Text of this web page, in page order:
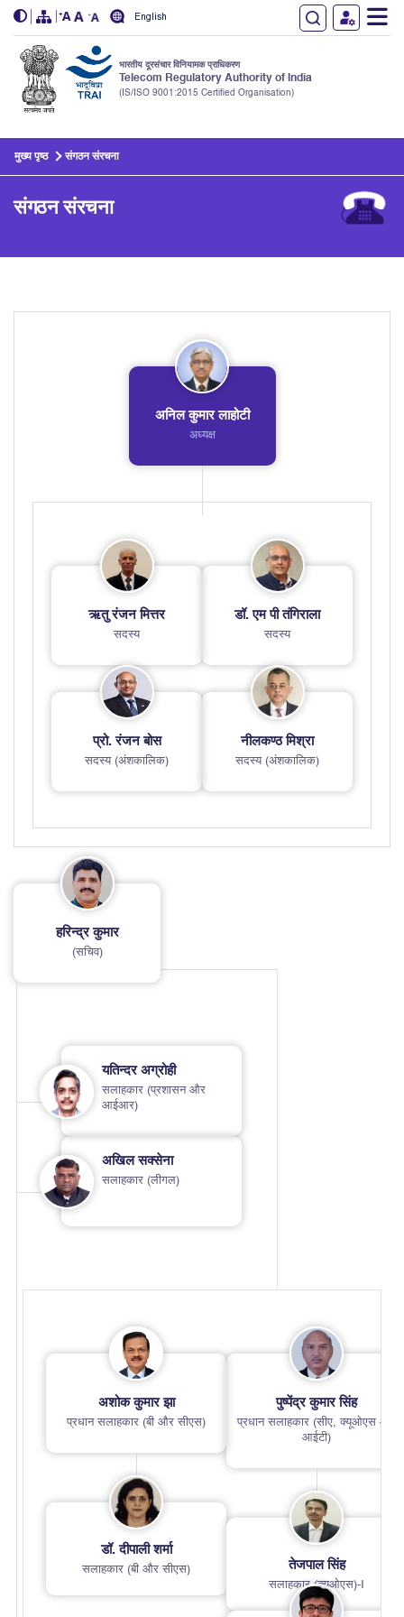
English
भारतीय दूरसंचार विनियामक प्राधिकरण
Telecom Regulatory Authority of India
(IS/ISO 9001:2015 Certified Organisation)
मुख्य पृष्ठ संगठन संरचना
संगठन संरचना
अनिल कुमार लाहोटी
अध्यक्ष
ऋतु रंजन मित्तर
सदस्य
डॉ. एम पी तंगिराला
सदस्य
प्रो. रंजन बोस
सदस्य (अंशकालिक)
नीलकण्ठ मिश्रा
सदस्य (अंशकालिक)
हरिन्द्र कुमार
(सचिव)
यतिन्दर अग्रोही
सलाहकार (प्रशासन और
आईआर)
अखिल सक्सेना
सलाहकार (लीगल)
अशोक कुमार झा
प्रधान सलाहकार (बी और सीएस)
डॉ. दीपाली शर्मा
सलाहकार (बी और सीएस)
पुष्पेंद्र कुमार सिंह
प्रधान सलाहकार (सीए, क्यूओएस और
आईटी)
तेजपाल सिंह
सलाहकार (क्यूओएस)-I